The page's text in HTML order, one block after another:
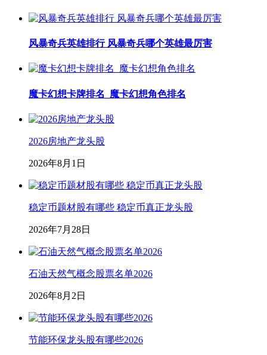
风暴奇兵英雄排行 风暴奇兵哪个英雄最厉害
魔卡幻想卡牌排名_魔卡幻想角色排名
2026房地产龙头股
2026年8月1日
稳定币题材股有哪些 稳定币真正龙头股
2026年7月28日
石油天然气概念股票名单2026
2026年8月2日
节能环保龙头股有哪些2026